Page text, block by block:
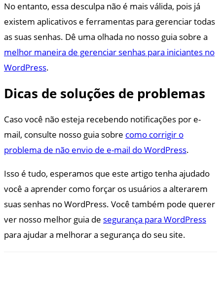
No entanto, essa desculpa não é mais válida, pois já
existem aplicativos e ferramentas para gerenciar todas
as suas senhas. Dê uma olhada no nosso guia sobre a
melhor maneira de gerenciar senhas para iniciantes no
WordPress.
Dicas de soluções de problemas
Caso você não esteja recebendo notificações por e-
mail, consulte nosso guia sobre como corrigir o
problema de não envio de e-mail do WordPress.
Isso é tudo, esperamos que este artigo tenha ajudado
você a aprender como forçar os usuários a alterarem
suas senhas no WordPress. Você também pode querer
ver nosso melhor guia de segurança para WordPress
para ajudar a melhorar a segurança do seu site.